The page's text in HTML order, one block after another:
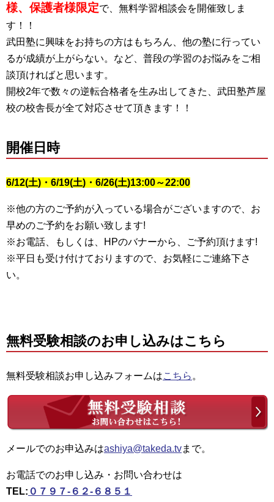
様、保護者様限定で、無料学習相談会を開催致しま
す！！
武田塾に興味をお持ちの方はもちろん、他の塾に行ってい
るが成績が上がらない。など、普段の学習のお悩みをご相
談頂ければと思います。
開校2年で数々の逆転合格者を生み出してきた、武田塾芦屋
校の校舎長が全て対応させて頂きます！！
開催日時
6/12(土)・6/19(土)・6/26(土)13:00～22:00
※他の方のご予約が入っている場合がございますので、お
早めのご予約をお願い致します!
※お電話、もしくは、HPのバナーから、ご予約頂けます!
※平日も受け付けておりますので、お気軽にご連絡下さ
い。
無料受験相談のお申し込みはこちら
無料受験相談お申し込みフォームはこちら 。
メールでのお申込みはashiya@takeda.tvまで。
お電話でのお申し込み・お問い合わせは
TEL: ０７９７-６２-６８５１